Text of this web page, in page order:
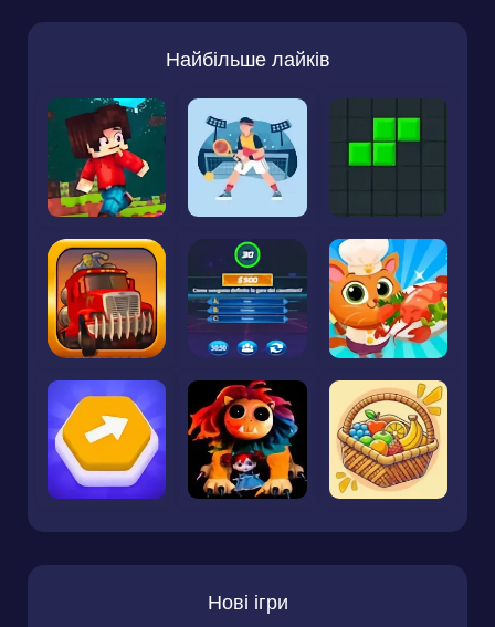
Найбільше лайків
Нові ігри